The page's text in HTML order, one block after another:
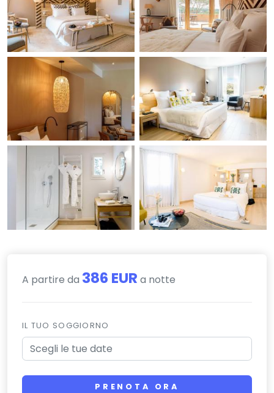
A partire da 386 EUR a notte
IL TUO SOGGIORNO
PRENOTA ORA